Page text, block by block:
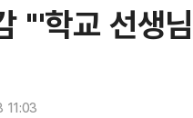
"'학교 선생
11:03